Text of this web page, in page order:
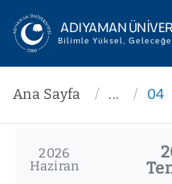
ADIYAMAN
Bilimle Yüksel, Geleceğe
ÜNİVERSİTEMİZ
AKADEMİK
Ana Sayfa ... 04
2026
Haziran